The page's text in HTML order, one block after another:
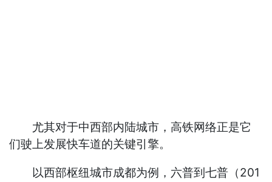
尤其对于中西部内陆城市，高铁网络正是它
们驶上发展快车道的关键引擎。
以西部枢纽城市成都为例，六普到七普（201